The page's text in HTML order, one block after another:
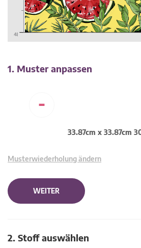
1. Muster anpassen
-
33.87cm x 33.87cm
Musterwiederholung ändern
WEITER
2. Stoff auswählen